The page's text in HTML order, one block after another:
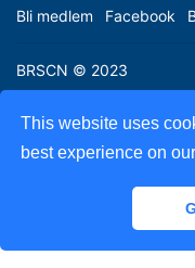
This website uses
best experience on
Bli medlem Facebook
BRSCN © 2023